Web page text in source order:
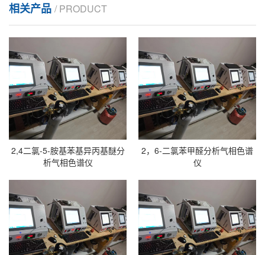
相关产品 / PRODUCT
2,4二氯-5-胺基苯基异丙基醚分
析气相色谱仪
2，6-二氯苯甲醛分析气相色谱
仪